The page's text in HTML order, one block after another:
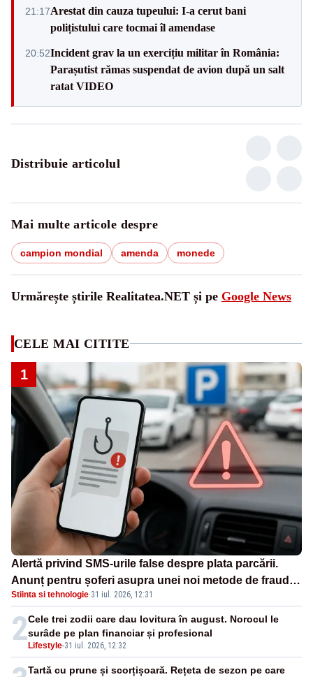
21:17Arestat din cauza tupeului: I-a cerut bani
polițistului care tocmai îl amendase
20:52Incident grav la un exercițiu militar în România:
Parașutist rămas suspendat de avion după un salt
ratat VIDEO
Distribuie articolul
Mai multe articole despre
campion mondial amenda monede
Urmărește știrile Realitatea.NET și pe Google News
CELE MAI CITITE
1
Alertă privind SMS-urile false despre plata parcării.
Anunț pentru șoferi asupra unei noi metode de fraudă
online
Stiinta si tehnologie·31 iul. 2026, 12:31
2 Lifestyle-31 iul. 2026, 12:32
Cele trei zodii care dau lovitura în august. Norocul le
surâde pe plan financiar și profesional
Tartă cu prune și scorțișoară. Rețeta de sezon pe care